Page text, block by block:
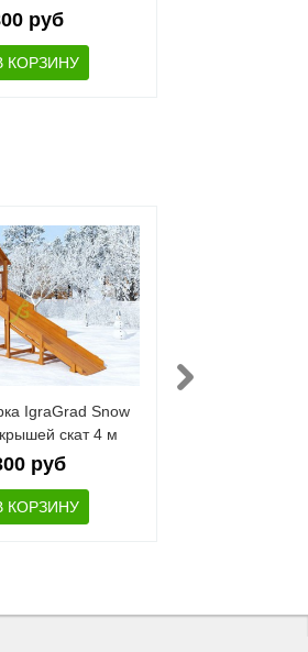
руб
IgraGrad Snow
скат 4 м
руб